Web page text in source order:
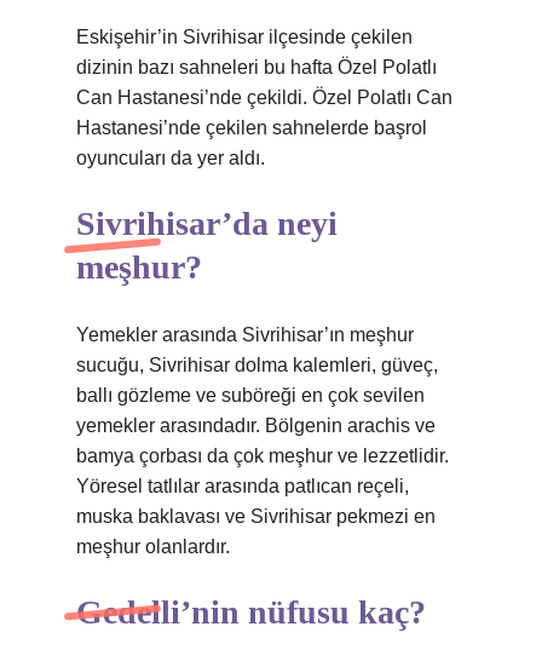
Eskişehir’in Sivrihisar ilçesinde çekilen
dizinin bazı sahneleri bu hafta Özel Polatlı
Can Hastanesi’nde çekildi. Özel Polatlı Can
Hastanesi’nde çekilen sahnelerde başrol
oyuncuları da yer aldı.
Sivrihisar’da neyi
meşhur?
Yemekler arasında Sivrihisar’ın meşhur
sucuğu, Sivrihisar dolma kalemleri, güveç,
ballı gözleme ve suböreği en çok sevilen
yemekler arasındadır. Bölgenin arachis ve
bamya çorbası da çok meşhur ve lezzetlidir.
Yöresel tatlılar arasında patlıcan reçeli,
muska baklavası ve Sivrihisar pekmezi en
meşhur olanlardır.
Gedelli’nin nüfusu kaç?